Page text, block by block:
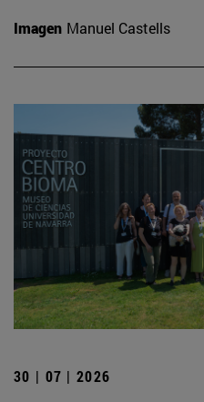
Imagen Manuel Castells
30 | 07 | 2026